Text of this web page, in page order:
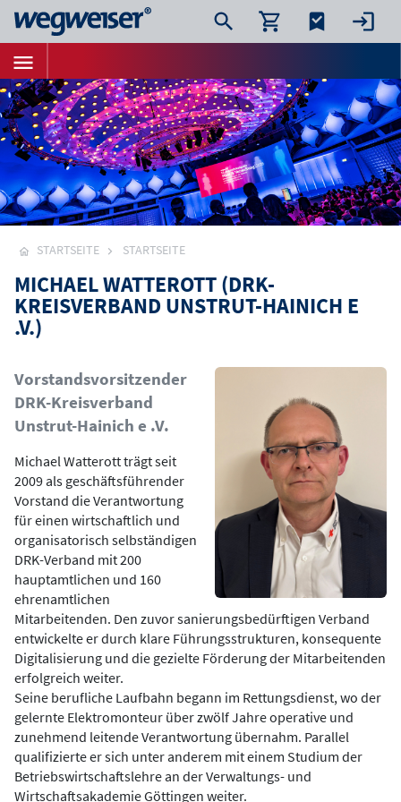
STARTSEITE STARTSEITE
MICHAEL WATTEROTT (DRK-
KREISVERBAND UNSTRUT-HAINICH E
.V.)
Bild
Vorstandsvorsitzender
DRK-Kreisverband
Unstrut-Hainich e .V.
Michael Watterott trägt seit
2009 als geschäftsführender
Vorstand die Verantwortung
für einen wirtschaftlich und
organisatorisch selbständigen
DRK-Verband mit 200
hauptamtlichen und 160
ehrenamtlichen
Mitarbeitenden. Den zuvor sanierungsbedürftigen Verband
entwickelte er durch klare Führungsstrukturen, konsequente
Digitalisierung und die gezielte Förderung der Mitarbeitenden
erfolgreich weiter.
Seine berufliche Laufbahn begann im Rettungsdienst, wo der
gelernte Elektromonteur über zwölf Jahre operative und
zunehmend leitende Verantwortung übernahm. Parallel
qualifizierte er sich unter anderem mit einem Studium der
Betriebswirtschaftslehre an der Verwaltungs- und
Wirtschaftsakademie Göttingen weiter.